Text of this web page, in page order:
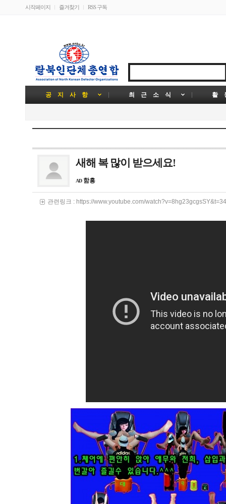
시작페이지 즐겨찾기 RSS 구독
공 지 사 항 최 근 소 식 활
새해 복 많이 받으세요!
AD 함흥
관련링크 : https://www.youtube.com/